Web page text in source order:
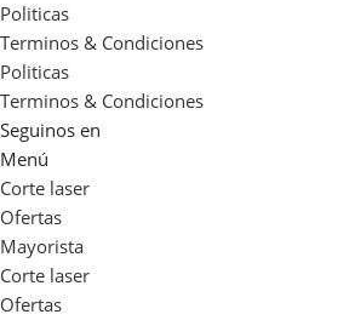
Politicas
Terminos & Condiciones
Politicas
Terminos & Condiciones
Seguinos en
Menú
Corte laser
Ofertas
Mayorista
Corte laser
Ofertas